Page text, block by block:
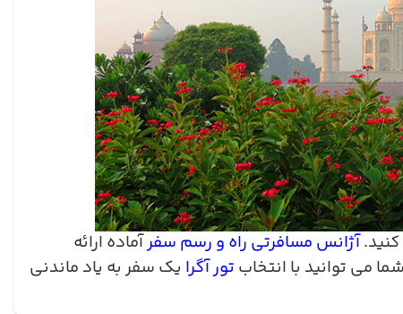
آژانس مسافرتی راه و رسم سفرآماده ارائه
می توانید با انتخاب تور آگرا یک سفر به یاد ماندنی